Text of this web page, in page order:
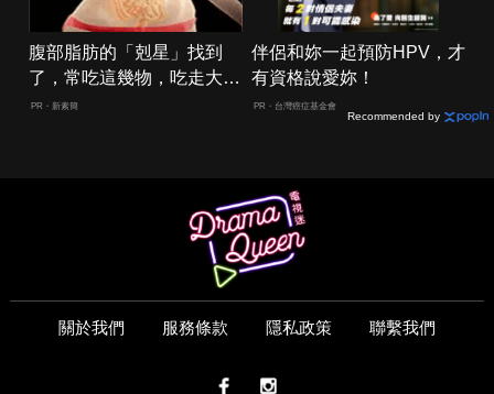
腹部脂肪的「剋星」找到
了，常吃這幾物，吃走大肚
囊，瘦出小蠻腰
PR・新素簡
伴侶和妳一起預防HPV，才
有資格說愛妳！
PR・台灣癌症基金會
Recommended by
關於我們 服務條款 隱私政策 聯繫我們